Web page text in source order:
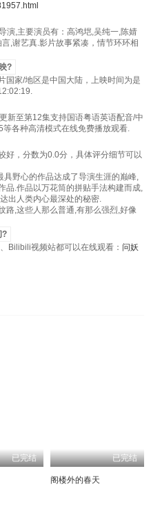
演,主要演员有：高鸿垲,吴纯一,陈婧
,谢艺真.影片故事紧凑，情节环环相
?
国家/地区是中国大陆，上映时间为是
新至第12集支持国语粤语英语配音/中
各种高清模式在线免费播放观看.
好，分数为0.0分，具体评分细节可以
野心的作品达成了导演生涯的巅峰,
品.作品以万花筒的拼贴手法构建而成,
出人类内心最深处的秘密.
路,这些人那么普通,有那么强烈,好像
?
Bilibili视频站都可以在线观看： 问妖
已完结 已完结
阁楼外的春天